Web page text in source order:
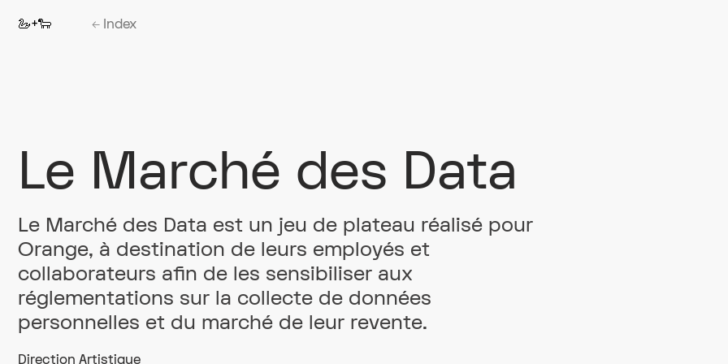
🦢+🐑 ← Index
Le Marché des Data
Le Marché des Data est un jeu de plateau réalisé pour
Orange, à destination de leurs employés et
collaborateurs afin de les sensibiliser aux
réglementations sur la collecte de données
personnelles et du marché de leur revente.
Direction Artistique